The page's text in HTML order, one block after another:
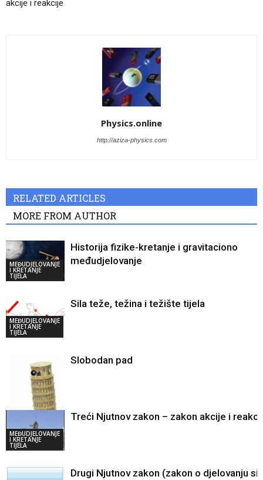
akcije i reakcije
Physics.online
http://aziza-physics.com
RELATED ARTICLES
MORE FROM AUTHOR
MEĐUDJELOVANJE
I KRETANJE
TIJELA
Historija fizike-kretanje i gravitaciono
međudjelovanje
MEĐUDJELOVANJE
I KRETANJE
TIJELA
Sila teže, težina i težište tijela
MEĐUDJELOVANJE
I KRETANJE
TIJELA
Slobodan pad
MEĐUDJELOVANJE
I KRETANJE
TIJELA
Treći Njutnov zakon – zakon akcije i
Drugi Njutnov zakon (zakon o djelovanju